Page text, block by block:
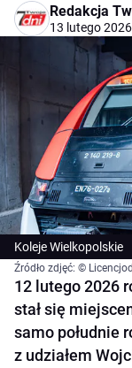
Redakcja
13 lutego
Koleje Wielkopolskie
Źródło zdjęć: ©
12 lutego 2026
stał się
samo południe
z udziałem